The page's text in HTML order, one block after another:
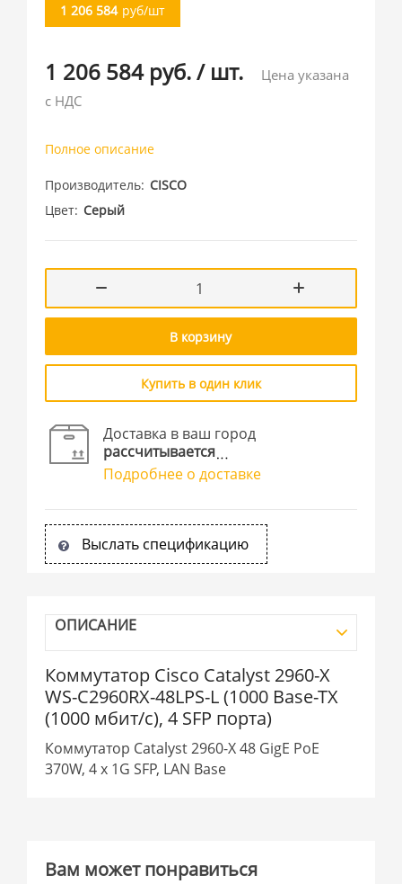
1 206 584 руб/шт
1 206 584 руб./ шт.
Цена указана
с НДС
Полное описание
Производитель CISCO
Цвет Серый
В корзину
Купить в один клик
Доставка в ваш город
рассчитывается
Подробнее о доставке
Выслать спецификацию
ОПИСАНИЕ
Коммутатор Cisco Catalyst 2960-X
WS-C2960RX-48LPS-L (1000 Base-TX
(1000 мбит/с), 4 SFP порта)
Коммутатор Catalyst 2960-X 48 GigE PoE
370W, 4 x 1G SFP, LAN Base
Вам может понравиться